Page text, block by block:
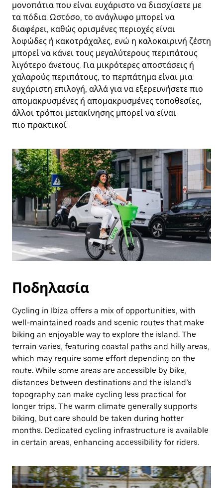
μονοπάτια που είναι ευχάριστο να διασχίσετε με
τα πόδια. Ωστόσο, το ανάγλυφο μπορεί να
διαφέρει, καθώς ορισμένες περιοχές είναι
λοφώδες ή κακοτράχαλες, ενώ η καλοκαιρινή ζέστη
μπορεί να κάνει τους μεγαλύτερους περιπάτους
λιγότερο άνετους. Για μικρότερες αποστάσεις ή
χαλαρούς περιπάτους, το περπάτημα είναι μια
ευχάριστη επιλογή, αλλά για να εξερευνήσετε πιο
απομακρυσμένες ή απομακρυσμένες τοποθεσίες,
άλλοι τρόποι μετακίνησης μπορεί να είναι
πιο πρακτικοί.
Ποδηλασία
Cycling in Ibiza offers a mix of opportunities, with
well-maintained roads and scenic routes that make
biking an enjoyable way to explore the island. The
terrain varies, featuring coastal paths and hilly areas,
which may require some effort depending on the
route. While some areas are accessible by bike,
distances between destinations and the island’s
topography can make cycling less practical for
longer trips. The warm climate generally supports
biking, but care should be taken during hotter
months. Dedicated cycling infrastructure is available
in certain areas, enhancing accessibility for riders.